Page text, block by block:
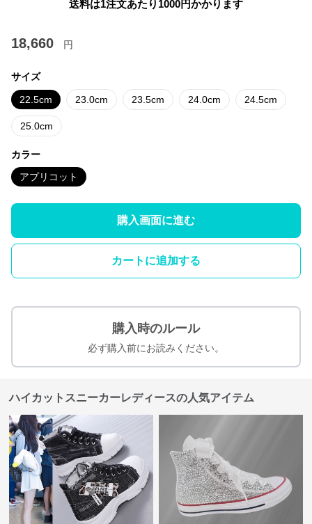
送料は1注文あたり 1000円かかります
18,660 円
サイズ
22.5cm 23.0cm 23.5cm 24.0cm 24.5cm
25.0cm
カラー
アプリコット
購入画面に進む
カートに追加する
購入時のルール
必ず購入前にお読みください。
ハイカットスニーカーレディースの人気アイテム